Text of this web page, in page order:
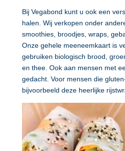
Bij Vegabond kunt u ook een
halen. Wij verkopen onder
smoothies, broodjes, wraps,
Onze gehele meeneemkaart is
gebruiken biologisch brood,
en thee. Ook aan mensen met
gedacht. Voor mensen die
bijvoorbeeld deze heerlijke